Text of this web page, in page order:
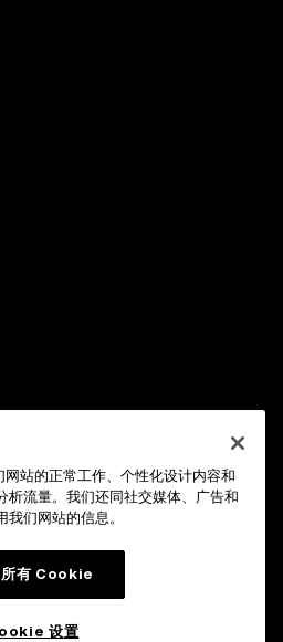
站的正常工作、个性化设计内容和
析流量。我们还同社交媒体、广告和
们网站的信息。
所有 Cookie
设置